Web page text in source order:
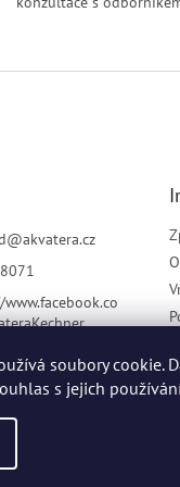
soubory cookie.
s jejich
@akvatera.cz